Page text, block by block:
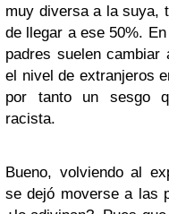
muy diversa a la suya,
de llegar a ese 50%.
padres suelen
el nivel de extranjeros
por tanto un sesgo
racista.
Bueno, volviendo al
se dejó moverse a las